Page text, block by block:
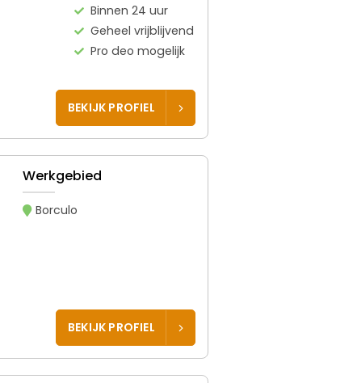
Binnen 24 uur
Geheel vrijblijvend
Pro deo mogelijk
BEKIJK PROFIEL
Werkgebied
Borculo
BEKIJK PROFIEL